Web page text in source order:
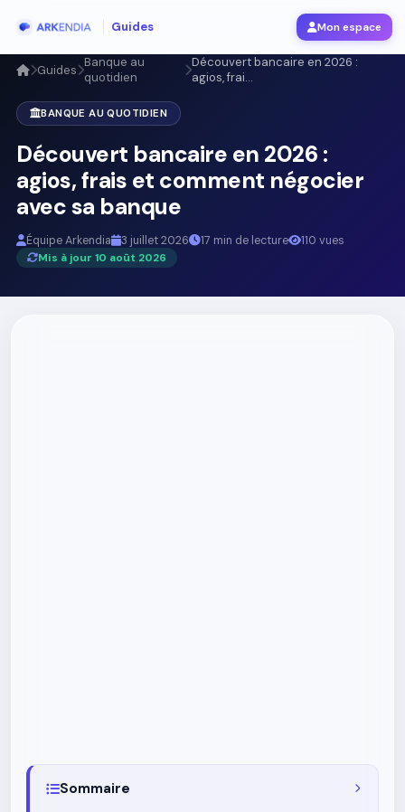
Guides Mon espace
Guides Banque au
quotidien
Découvert bancaire en 2026 :
agios, frai...
BANQUE AU QUOTIDIEN
Découvert bancaire en 2026 :
agios, frais et comment négocier
avec sa banque
Équipe Arkendia 3 juillet 2026 17 min de lecture
110 vues
Mis à jour 10 août 2026
Sommaire